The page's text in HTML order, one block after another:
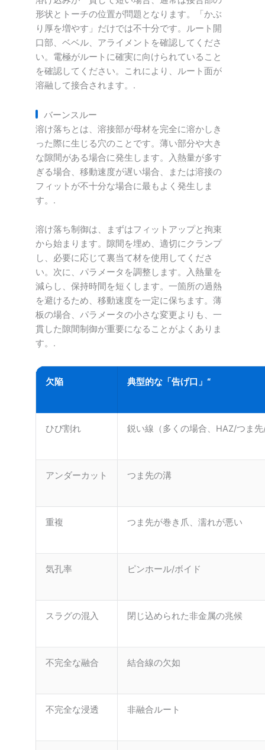
形状とトーチの位置が問題となります。「かぶ
り厚を増やす」だけでは不十分です。ルート開
口部、ベベル、アライメントを確認してくださ
い。電極がルートに確実に向けられていること
を確認してください。これにより、ルート面が
溶融して接合されます。.
バーンスルー
溶け落ちとは、溶接部が母材を完全に溶かしき
った際に生じる穴のことです。薄い部分や大き
な隙間がある場合に発生します。入熱量が多す
ぎる場合、移動速度が遅い場合、または溶接の
フィットが不十分な場合に最もよく発生しま
す。.
溶け落ち制御は、まずはフィットアップと拘束
から始まります。隙間を埋め、適切にクランプ
し、必要に応じて裏当て材を使用してくださ
い。次に、パラメータを調整します。入熱量を
減らし、保持時間を短くします。一箇所の過熱
を避けるため、移動速度を一定に保ちます。薄
板の場合、パラメータの小さな変更よりも、一
貫した隙間制御が重要になることがよくありま
す。.
欠陥 典型的な「告げ口」“
ひび割れ 鋭い線（多くの場合、HAZ/つま
アンダーカット つま先の溝
重複 つま先が巻き爪、濡れが悪い
気孔率 ピンホール/ボイド
スラグの混入 閉じ込められた非金属の兆候
不完全な融合 結合線の欠如
不完全な浸透 非融合ルート